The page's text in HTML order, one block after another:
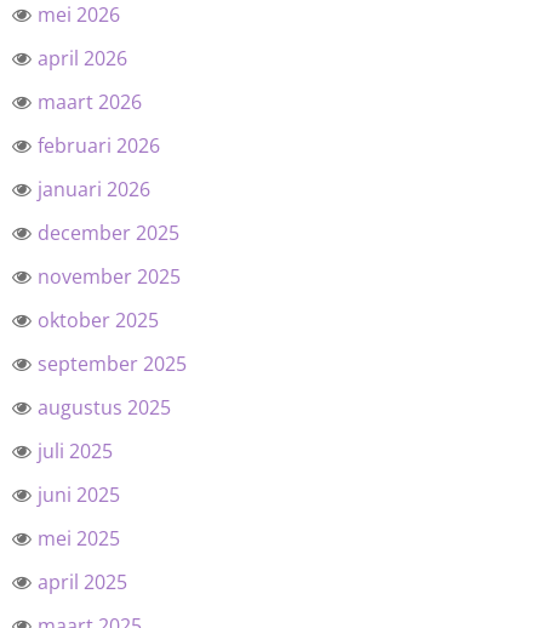
mei 2026
april 2026
maart 2026
februari 2026
januari 2026
december 2025
november 2025
oktober 2025
september 2025
augustus 2025
juli 2025
juni 2025
mei 2025
april 2025